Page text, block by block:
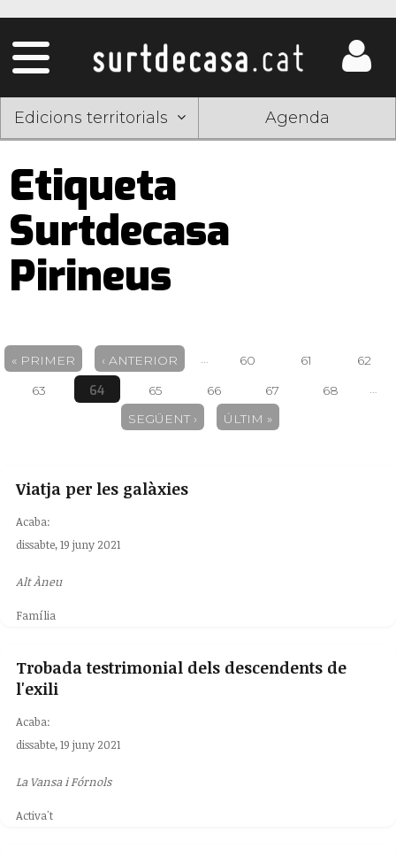
Edicions territorials Agenda
Etiqueta
Surtdecasa
Pirineus
Pàgines
« PRIMER ‹ ANTERIOR … 60 61
62
63
64 65 66 67 68
…
SEGÜENT ›
ÚLTIM »
Viatja per les galàxies
Acaba:
dissabte, 19 juny 2021
Alt Àneu
Família
Trobada testrimonial dels descendents de
l'exili
Acaba:
dissabte, 19 juny 2021
La Vansa i Fórnols
Activa't